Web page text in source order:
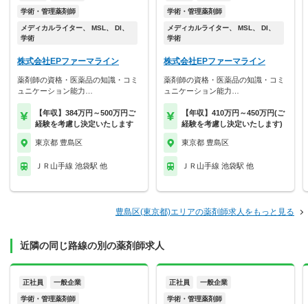
学術・管理薬剤師
メディカルライター、 MSL、 DI、
学術
株式会社EPファーマライン
薬剤師の資格・医薬品の知識・コミ
ュニケーション能力…
【年収】384万円～500万円ご
経験を考慮し決定いたします
東京都 豊島区
ＪＲ山手線 池袋駅 他
学術・管理薬剤師
メディカルライター、 MSL、 DI、
学術
株式会社EPファーマライン
薬剤師の資格・医薬品の知識・コミ
ュニケーション能力…
【年収】410万円～450万円(ご
経験を考慮し決定いたします)
東京都 豊島区
ＪＲ山手線 池袋駅 他
豊島区(東京都)エリアの薬剤師求人をもっと見る
近隣の同じ路線の別の薬剤師求人
正社員 一般企業
学術・管理薬剤師
正社員 一般企業
学術・管理薬剤師